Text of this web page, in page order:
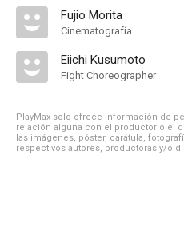
Fujio Morita
Cinematografía
Eiichi Kusumoto
Fight Choreographer
PlayMax solo ofrece información de
relación alguna con el productor o el
las imágenes, póster, carátula,
respectivos autores, productoras y/o